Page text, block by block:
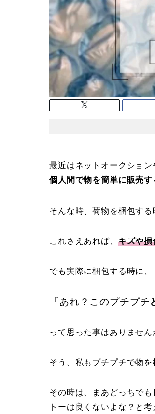
最近はネットオークショ
個人間で物を簡単に販売す
そんな時、荷物を梱包す
これさえあれば、 キズや損
でも実際に梱包する時に、
『あれ？このプチプチ
って思った事はありません
そう、私もプチプチで物
その時は、まあどっちで
トーは良くないよな？と考